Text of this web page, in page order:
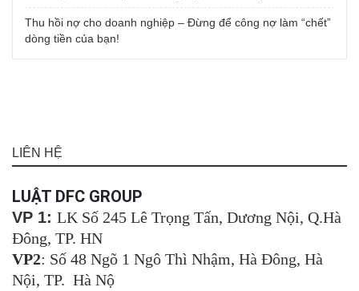
Thu hồi nợ cho doanh nghiệp – Đừng để công nợ làm “chết”
dòng tiền của bạn!
LIÊN HỆ
LUẬT DFC GROUP
VP 1: LK Số 245 Lê Trọng Tấn, Dương Nội, Q.Hà
Đông, TP. HN
VP2: Số 48 Ngõ 1 Ngô Thì Nhậm, Hà Đông, Hà
Nội, TP. Hà Nộ